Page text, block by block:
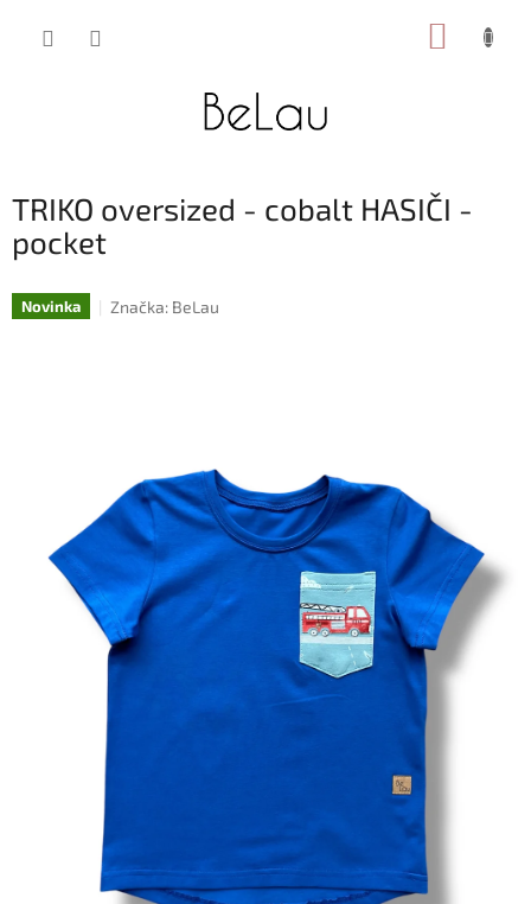
TRIKO oversized - cobalt HASIČI -
pocket
Novinka Značka: BeLau